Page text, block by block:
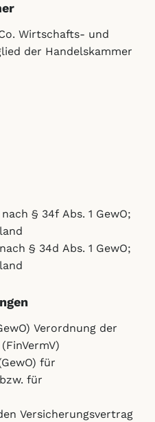
Wirtschafts- und
der Handelskammer
§ 34f Abs. 1 GewO;
§ 34d Abs. 1 GewO;
Verordnung der
für
für
Versicherungsvertrag